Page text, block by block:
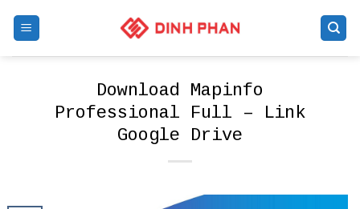
Download Mapinfo
Professional Full – Link
Google Drive